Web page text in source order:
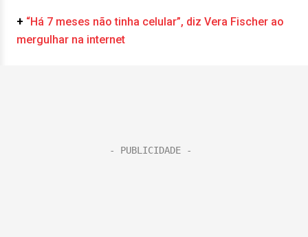
+ “Há 7 meses não tinha celular”, diz Vera Fischer ao
mergulhar na internet